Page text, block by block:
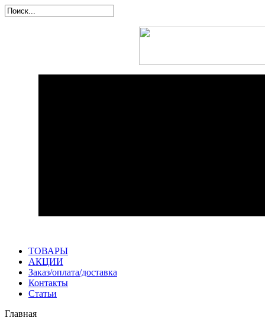
ТОВАРЫ
АКЦИИ
Заказ/оплата/доставка
Контакты
Статьи
Главная